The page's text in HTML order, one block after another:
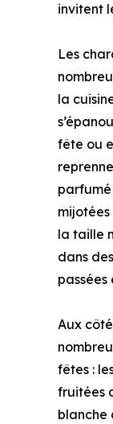
invitent
Les
la
fête ou
la taille
dans
passées
Aux
fêtes :
fruitées
blanche